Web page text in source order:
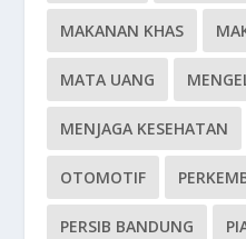
MAKANAN KHAS
MATA UANG
MENJAGA KESEHATAN
OTOMOTIF
PERSIB BANDUNG